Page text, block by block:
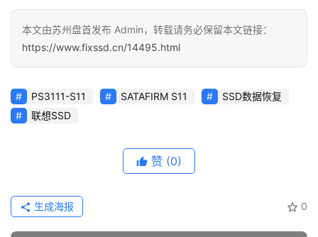
本文由苏州盘首发布 Admin，转载请务必保留本文链接：
https://www.fixssd.cn/14495.html
PS3111-S11 SATAFIRM S11
SSD数据恢复
联想SSD
赞 (0)
0
生成海报